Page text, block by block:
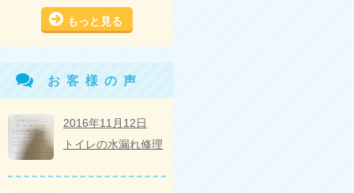
もっと見る
お客様の声
2016年11月12日
トイレの水漏れ修理